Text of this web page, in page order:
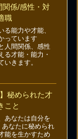
関係/感性・対
職
る能力や才能、
っています
人間関係、感性
る才能・能力・
いきます。
秘められた才
こと
あなたは自分を
なたに秘められ
能を生かすため